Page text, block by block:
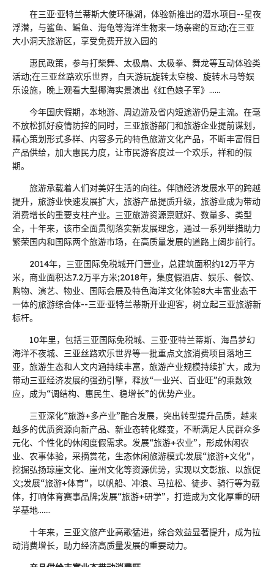
在三亚·亚特兰蒂斯大使环礁湖，体验新推出的潜水项目--星夜
浮潜，与鲨鱼、鳐鱼、海龟等海洋生物来一场亲密的互动;在三亚
大小洞天旅游区，享受免费开放入园的
惠民政策，参与打柴舞、太极扇、太极拳、舞龙等互动体验类
活动;在三亚丝路欢乐世界，白天游玩旋转太空梭、旋转木马等娱
乐设施，晚上观看大型椰海实景演出《红色娘子军》......
今年国庆假期，本地游、周边游及省内短途游仍是主流。在毫
不放松抓好疫情防控的同时，三亚旅游部门和旅游企业提前谋划，
精心策划形式多样、内容多元的特色旅游文化产品，不断丰富假日
产品供给，加大惠民力度，让市民游客度过一个欢乐，祥和的假
期。
旅游承载着人们对美好生活的向往。伴随经济发展水平的跨越
提升，旅游业快速发展扩大，旅游产品提质升级，旅游业成为带动
消费增长的重要支柱产业。三亚旅游资源禀赋好、数量多、类型
全，十年来，该市全面贯彻落实新发展理念，通过一系列举措助力
繁荣国内和国际两个旅游市场，在高质量发展的道路上阔步前行。
2014年，三亚国际免税城开门营业，总建筑面积约12万平方
米，商业面积达7.2万平方米;2018年，集度假酒店、娱乐、餐饮、
购物、演艺、物业、国际会展及特色海洋文化体验8大丰富业态干
一体的旅游综合体--三亚·亚特兰蒂斯开业迎客，树立起三亚旅游新
标杆。
10年里，包括三亚国际免税城、三亚·亚特兰蒂斯、海昌梦幻
海洋不夜城、三亚丝路欢乐世界等一批重点文旅消费项目落地三
亚，旅游生态和人文内涵持续丰富，旅游产业规模持续扩大，成为
带动三亚经济发展的强劲引擎，释放“一业兴、百业旺”的乘数效
应，成为“调结构、惠民生、稳增长”的优势产业。
三亚深化“旅游+多产业”融合发展，突出转型提升品质，越来
越多的优质资源向新产品、新业态转化蝶变，不断满足人民群众多
元化、个性化的休闲度假需求。发展“旅游+农业”，形成休闲农
业、农事体验，采摘赏花，生态休闲旅游模式:发展“旅游+文化”，
挖掘弘扬琼崖文化、崖州文化等资源优势，实现以文彰旅、以旅促
文;发展“旅游+体育”，以帆船、冲浪、马拉松、徒步、骑行等为载
体，打响体育赛事品牌;发展“旅游+研学”，打造成为文化厚重的研
学基地….…
十年来，三亚文旅产业高歌猛进，综合效益显著提升，成为拉
动消费增长，助力经济高质量发展的重要动力。